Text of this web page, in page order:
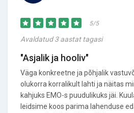
5/5
Avaldatud 3 aastat tagasi
"Asjalik ja hooliv"
Väga konkreetne ja põhjalik
olukorra korralikult lahti ja näitas
kahjuks EMO-s puudulikuks jäi.
leidsime koos parima lahenduse